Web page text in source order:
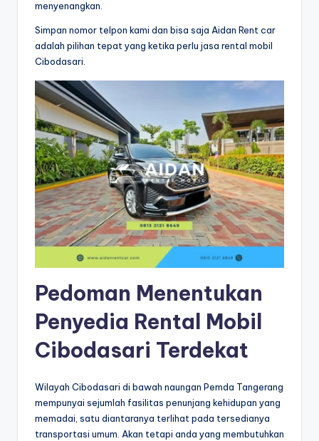
menyenangkan.
Simpan nomor telpon kami dan bisa saja Aidan Rent car
adalah pilihan tepat yang ketika perlu jasa rental mobil
Cibodasari.
Pedoman Menentukan
Penyedia Rental Mobil
Cibodasari Terdekat
Wilayah Cibodasari di bawah naungan Pemda Tangerang
mempunyai sejumlah fasilitas penunjang kehidupan yang
memadai, satu diantaranya terlihat pada tersedianya
transportasi umum. Akan tetapi anda yang membutuhkan